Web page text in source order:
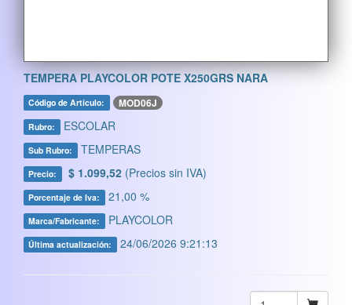
TEMPERA PLAYCOLOR POTE X250GRS NARA
Código de Artículo: MOD06J
Rubro: ESCOLAR
Sub Rubro: TEMPERAS
Precio: $ 1.099,52 (Precios sin IVA)
Porcentaje de Iva: 21,00 %
Marca/Fabricante: PLAYCOLOR
Última actualización: 24/06/2026 9:21:13